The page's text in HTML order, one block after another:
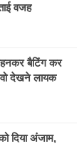
वजह
बैटिंग कर
देखने लायक
दिया अंजाम,